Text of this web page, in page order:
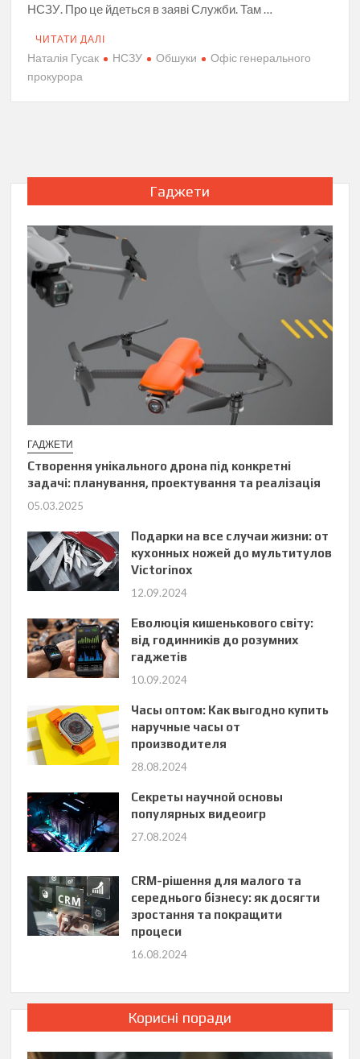
НСЗУ. Про це йдеться в заяві Служби. Там …
ЧИТАТИ ДАЛІ
Наталія Гусак НСЗУ Обшуки
Офіс генерального
прокурора
Гаджети
ГАДЖЕТИ
Створення унікального дрона під конкретні
задачі: планування, проектування та реалізація
05.03.2025
Подарки на все случаи жизни: от
кухонных ножей до мультитулов
Victorinox
12.09.2024
Еволюція кишенькового світу:
від годинників до розумних
гаджетів
10.09.2024
Часы оптом: Как выгодно купить
наручные часы от
производителя
28.08.2024
Секреты научной основы
популярных видеоигр
27.08.2024
CRM-рішення для малого та
середнього бізнесу: як досягти
зростання та покращити
процеси
16.08.2024
Корисні поради